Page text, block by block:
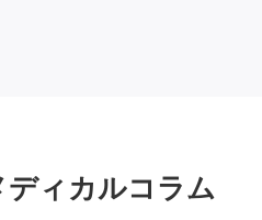
ィカルコラム